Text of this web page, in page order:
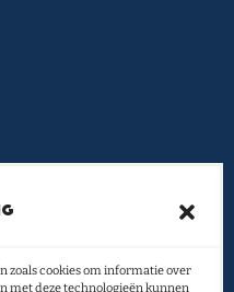
zoals cookies om informatie over
met deze technologieën kunnen